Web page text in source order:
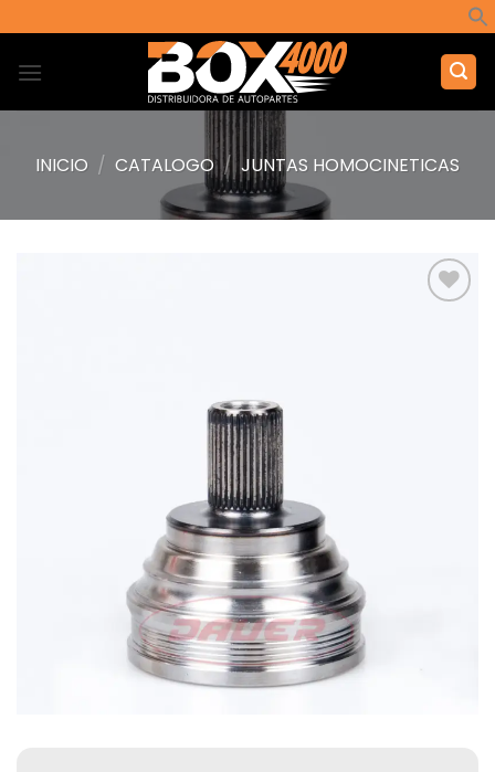
al
contenido
INICIO / CATALOGO / JUNTAS HOMOCINETICAS